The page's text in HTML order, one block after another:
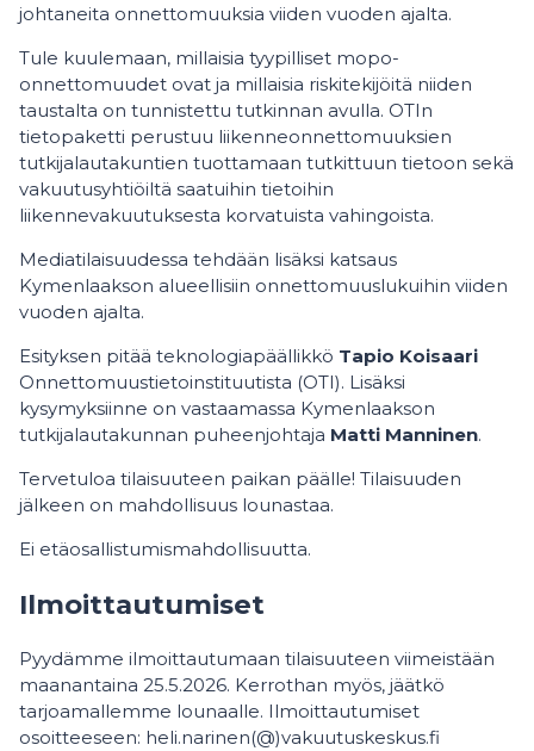
johtaneita onnettomuuksia viiden vuoden ajalta.
Tule kuulemaan, millaisia tyypilliset mopo-
onnettomuudet ovat ja millaisia riskitekijöitä niiden
taustalta on tunnistettu tutkinnan avulla. OTIn
tietopaketti perustuu liikenneonnettomuuksien
tutkijalautakuntien tuottamaan tutkittuun tietoon sekä
vakuutusyhtiöiltä saatuihin tietoihin
liikennevakuutuksesta korvatuista vahingoista.
Mediatilaisuudessa tehdään lisäksi katsaus
Kymenlaakson alueellisiin onnettomuuslukuihin viiden
vuoden ajalta.
Esityksen pitää teknologiapäällikkö Tapio Koisaari
Onnettomuustietoinstituutista (OTI). Lisäksi
kysymyksiinne on vastaamassa Kymenlaakson
tutkijalautakunnan puheenjohtaja Matti Manninen.
Tervetuloa tilaisuuteen paikan päälle! Tilaisuuden
jälkeen on mahdollisuus lounastaa.
Ei etäosallistumismahdollisuutta.
Ilmoittautumiset
Pyydämme ilmoittautumaan tilaisuuteen viimeistään
maanantaina 25.5.2026. Kerrothan myös, jäätkö
tarjoamallemme lounaalle. Ilmoittautumiset
osoitteeseen: heli.narinen(@)vakuutuskeskus.fi